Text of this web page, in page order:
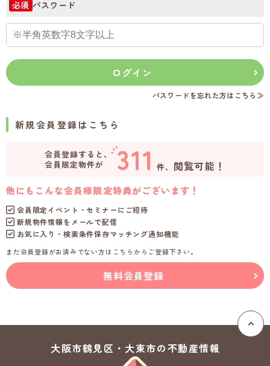
必須 パスワード
ログイン
パスワードを忘れた方はこちら≫
新規会員登録はこちら
会員登録すると、
会員限定物件が
311 件、 閲覧可能！
他にもこんな会員様限定特典がございます！
会員限定イベント・セミナーにご招待
新規物件情報をメールで配信
お気に入り・検索条件保存マッチング通知機能
まだ会員登録がお済みでない方はこちらからご登録下さい。
無料会員登録
大阪市鶴見区・大東市の不動産情報